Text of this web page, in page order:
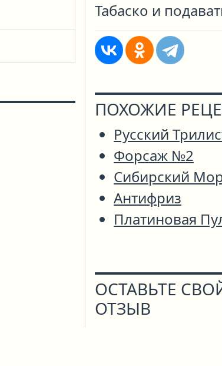
Табаско и
ПОХОЖИЕ
Русский
Форсаж №2
Сибирский
Антифриз
Платиновая
ОСТАВЬТЕ
ОТЗЫВ